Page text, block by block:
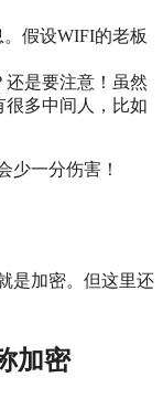
假设WIFI的老板
还是要注意！虽然
多中间人，比如
少一分伤害！
是加密。但这里还
加密